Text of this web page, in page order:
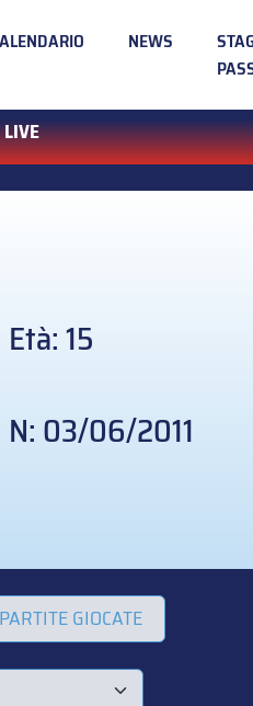
NEWS
Età: 15
N: 03/06/2011
PARTITE GIOCATE